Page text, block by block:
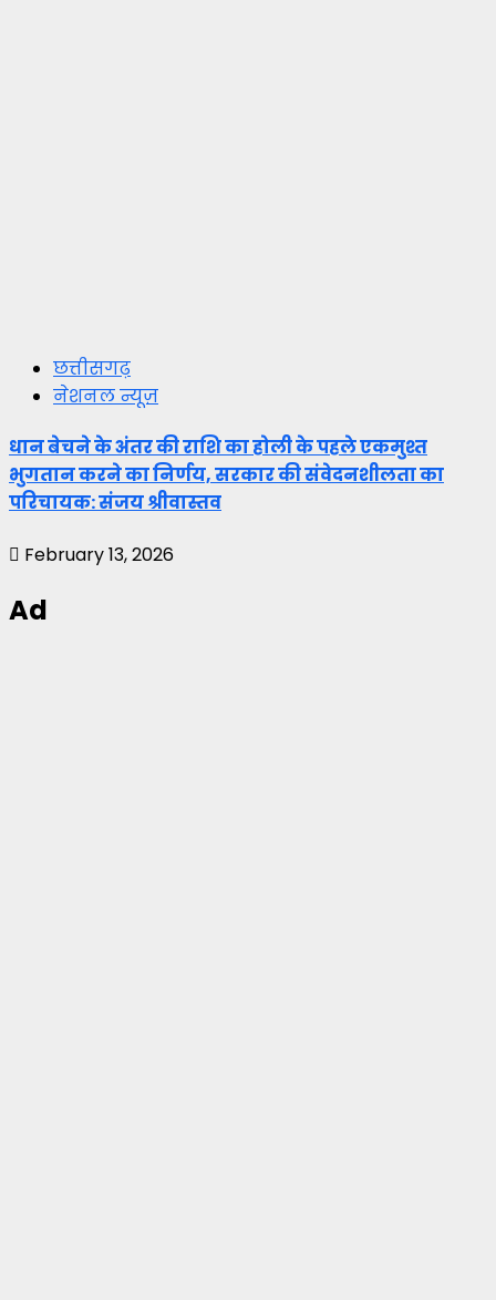
छत्तीसगढ़
नेशनल न्यूज़
धान बेचने के अंतर की राशि का होली के पहले एकमुश्त
भुगतान करने का निर्णय, सरकार की संवेदनशीलता का
परिचायक: संजय श्रीवास्तव
February 13, 2026
Ad